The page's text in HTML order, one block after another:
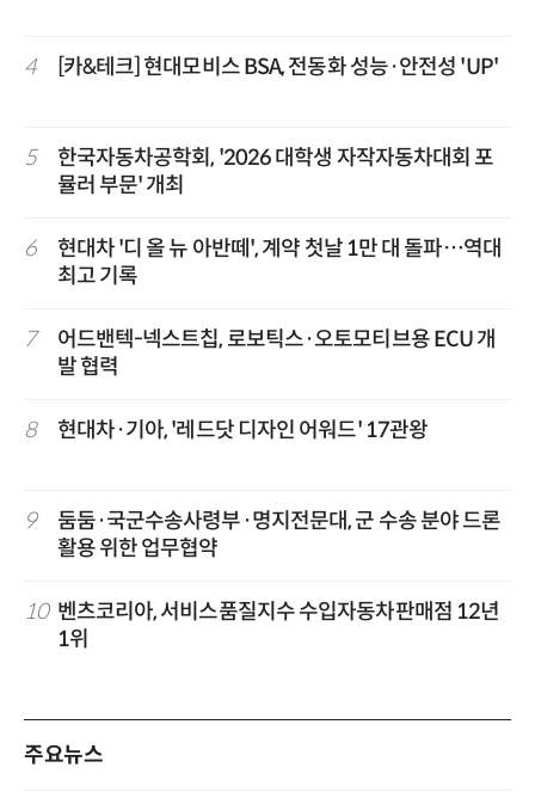
4 [카&테크] 현대모비스 BSA, 전동화 성능·안전성 'UP'
5
한국자동차공학회, '2026 대학생 자작자동차대회 포
뮬러 부문' 개최
6
현대차 '디 올 뉴 아반떼', 계약 첫날 1만 대 돌파…역대
최고 기록
7
어드밴텍-넥스트칩, 로보틱스·오토모티브용 ECU 개
발 협력
8 현대차·기아, '레드닷 디자인 어워드' 17관왕
9
둠둠·국군수송사령부·명지전문대, 군 수송 분야 드론
활용 위한 업무협약
10 벤츠코리아, 서비스품질지수 수입자동차판매점 12년
1위
주요뉴스